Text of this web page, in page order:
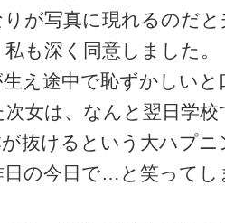
が写真に現れるのだ
も深く同意しました。
え途中で恥ずかしいと
女は、なんと翌日学校
が抜けるという大ハプ
日の今日で…と笑ってし